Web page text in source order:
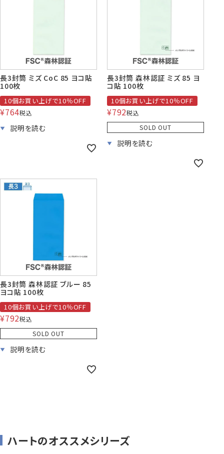
長3封筒 ミズ CoC 85 ヨコ貼
100枚
10個お買い上げで10％OFF
¥764税込
長3封筒 森林認証 ミズ 85 ヨ
コ貼 100枚
10個お買い上げで10％OFF
¥792税込
SOLD OUT
長3封筒 森林認証 ブルー 85
ヨコ貼 100枚
10個お買い上げで10％OFF
¥792税込
SOLD OUT
ハートのオススメシリーズ